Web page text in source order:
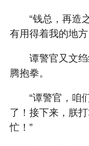
“钱总，再造
有用得着我的地
谭警官又文
腾抱拳。
“谭警官，咱
了！接下来，朕
忙！”